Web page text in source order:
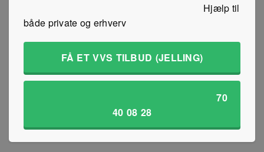
Hjælp til
både private og erhverv
FÅ ET VVS TILBUD (JELLING)
70
40 08 28